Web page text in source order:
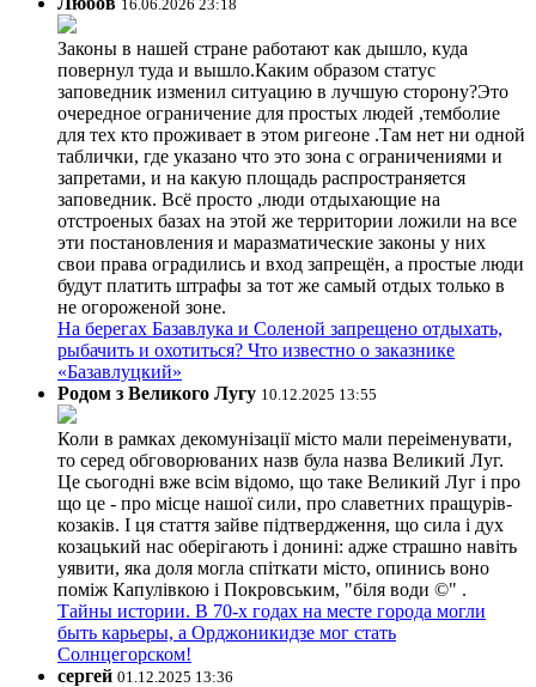
16.06.2026 23:18
Законы в нашей стране работают как дышло, куда
повернул туда и вышло.Каким образом статус
заповедник изменил ситуацию в лучшую сторону?Это
очередное ограничение для простых людей ,темболие
для тех кто проживает в этом ригеоне .Там нет ни одной
таблички, где указано что это зона с ограничениями и
запретами, и на какую площадь распространяется
заповедник. Всё просто ,люди отдыхающие на
отстроеных базах на этой же территории ложили на все
эти постановления и маразматические законы у них
свои права оградились и вход запрещён, а простые люди
будут платить штрафы за тот же самый отдых только в
не огороженой зоне.
На берегах Базавлука и Соленой запрещено отдыхать,
рыбачить и охотиться? Что известно о заказнике
«Базавлуцкий»
Родом з Великого Лугу 10.12.2025 13:55
Коли в рамках декомунізації місто мали переіменувати,
то серед обговорюваних назв була назва Великий Луг.
Це сьогодні вже всім відомо, що таке Великий Луг і про
що це - про місце нашої сили, про славетних пращурів-
козаків. І ця стаття зайве підтвердження, що сила і дух
козацький нас оберігають і донині: адже страшно навіть
уявити, яка доля могла спіткати місто, опинись воно
поміж Капулівкою і Покровським, "біля води ©" .
Тайны истории. В 70-х годах на месте города могли
быть карьеры, а Орджоникидзе мог стать
Солнцегорском!
сергей 01.12.2025 13:36